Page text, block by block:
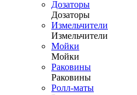
Дозаторы
Дозаторы
Измельчители
Измельчители
Мойки
Мойки
Раковины
Раковины
Ролл-маты